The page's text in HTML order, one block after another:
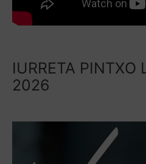
IURRETA PINTXO
2026